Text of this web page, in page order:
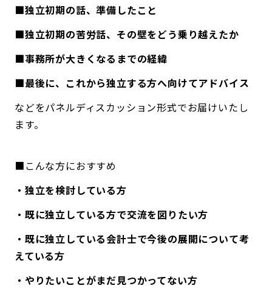
■独立初期の話、準備したこと
■独立初期の苦労話、その壁をどう乗り越えたか
■事務所が大きくなるまでの経緯
■最後に、これから独立する方へ向けてアドバイス
などをパネルディスカッション形式でお届けいたし
ます。
■こんな方におすすめ
・独立を検討している方
・既に独立している方で交流を図りたい方
・既に独立している会計士で今後の展開について考
えている方
・やりたいことがまだ見つかってない方